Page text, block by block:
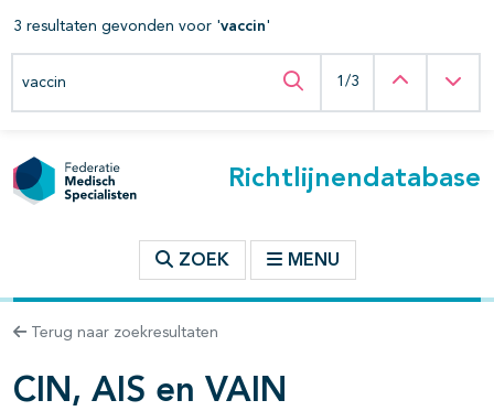
Richtlijnendatabase
ZOEK MENU
Terug naar zoekresultaten
CIN, AIS en VAIN
binnen deze richtlijn
open- en dichtklappen
3 resultaten gevonden voor 'vaccin'
Zoeken binnen deze richtlijn
Zoeken binnen deze
1/3 Vorige